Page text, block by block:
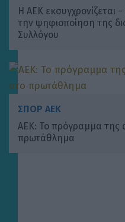
Η ΑΕΚ εκσυγχρονίζεται
την ψηφιοποίηση της
Συλλόγου
ΣΠΟΡ ΑΕΚ
ΑΕΚ: Το πρόγραμμα της
πρωτάθλημα